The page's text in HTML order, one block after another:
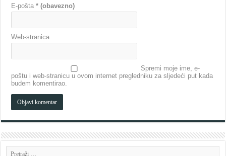
E-pošta* (obavezno)
Web-stranica
Spremi moje ime, e-
poštu i web-stranicu u ovom internet pregledniku za sljedeći put kada
budem komentirao.